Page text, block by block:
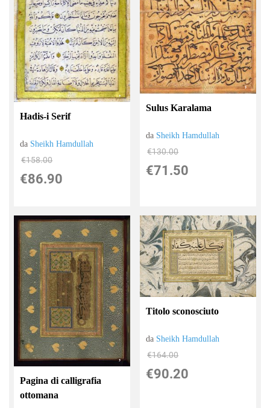
Hadis-i Serif
da Sheikh Hamdullah
€158.00
€86.90
Sulus Karalama
da Sheikh Hamdullah
€130.00
€71.50
Pagina di calligrafia
ottomana
Titolo sconosciuto
da Sheikh Hamdullah
€164.00
€90.20